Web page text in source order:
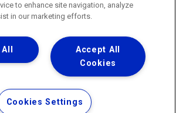
empresa
Copyright ® 2026 - Todos os Direitos Reservados.
natureza movimenta a vida
de Uso de Sites e Aplicativos
Privacidade e Proteção de Dados
to enhance site navigation, analyze
in our marketing efforts.
Accept All
Cookies
Cookies Settings